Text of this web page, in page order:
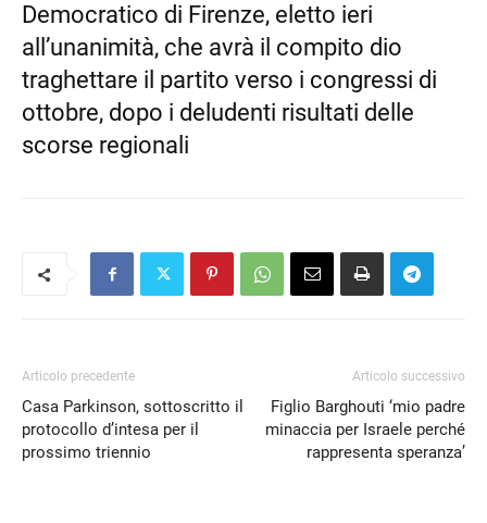
EMBED
Democratico di Firenze, eletto ieri
all’unanimità, che avrà il compito dio
traghettare il partito verso i congressi di
ottobre, dopo i deludenti risultati delle
scorse regionali
Articolo precedente
Casa Parkinson, sottoscritto il
protocollo d’intesa per il
prossimo triennio
Articolo successivo
Figlio Barghouti ‘mio padre
minaccia per Israele perché
rappresenta speranza’